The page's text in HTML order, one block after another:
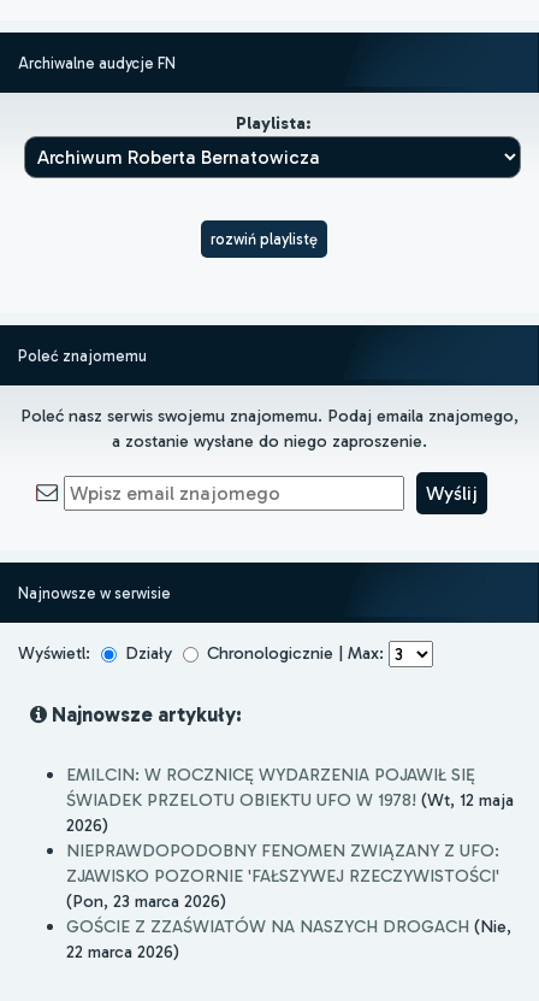
Archiwalne audycje FN
Playlista:
rozwiń playlistę
Poleć znajomemu
Poleć nasz serwis swojemu znajomemu. Podaj emaila znajomego,
a zostanie wysłane do niego zaproszenie.
Najnowsze w serwisie
Wyświetl: Działy Chronologicznie | Max:
Najnowsze artykuły:
EMILCIN: W ROCZNICĘ WYDARZENIA POJAWIŁ SIĘ
ŚWIADEK PRZELOTU OBIEKTU UFO W 1978! (Wt, 12 maja
2026)
NIEPRAWDOPODOBNY FENOMEN ZWIĄZANY Z UFO:
ZJAWISKO POZORNIE 'FAŁSZYWEJ RZECZYWISTOŚCI'
(Pon, 23 marca 2026)
GOŚCIE Z ZZAŚWIATÓW NA NASZYCH DROGACH (Nie,
22 marca 2026)